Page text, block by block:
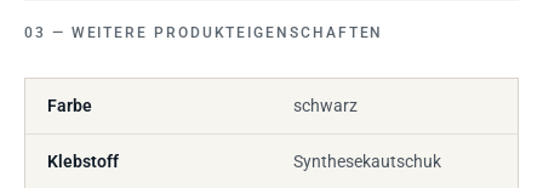
WEITERE PRODUKTEIGENSCHAFTEN
Farbe schwarz
Klebstoff Synthesekautschuk